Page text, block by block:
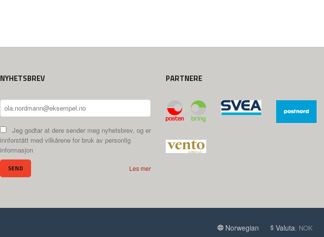
NYHETSBREV
Jeg godtar at dere sender meg nyhetsbrev, og er
innforstått med vilkårene for bruk av personlig
informasjon
Les mer
PARTNERE
Norwegian Valuta: NOK